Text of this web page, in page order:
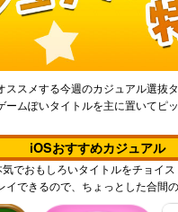
スメする今週のカジュアル選抜タ
ームぽいタイトルを主に置いてピ
iOSおすすめカジュアル
でおもしろいタイトルをチョイ
イできるので、ちょっとした合間